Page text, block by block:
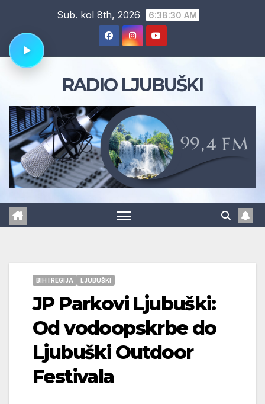
content
Sub. kol 8th, 2026 6:38:31 AM
RADIO LJUBUŠKI
BIH I REGIJA LJUBUŠKI
JP Parkovi Ljubuški:
Od vodoopskrbe do
Ljubuški Outdoor
Festivala